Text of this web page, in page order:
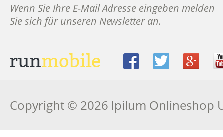
Wenn Sie Ihre E-Mail Adresse eingeben melden
Sie sich für unseren Newsletter an.
Copyright © 2026 Ipilum Onlineshop